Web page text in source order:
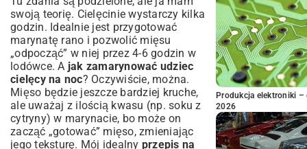
swoją teorię. Cielęcinie wystarczy kilka
godzin. Idealnie jest przygotować
marynatę rano i pozwolić mięsu
„odpocząć” w niej przez 4-6 godzin w
lodówce. A jak zamarynować udziec
cielęcy na noc? Oczywiście, można.
Mięso będzie jeszcze bardziej kruche,
ale uważaj z ilością kwasu (np. soku z
cytryny) w marynacie, bo może on
zacząć „gotować” mięso, zmieniając
jego teksturę. Mój idealny przepis na
Produkcja elektroniki –
2026